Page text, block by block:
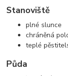
Stanoviště
plné slunce
chráněná
teplé
Půda